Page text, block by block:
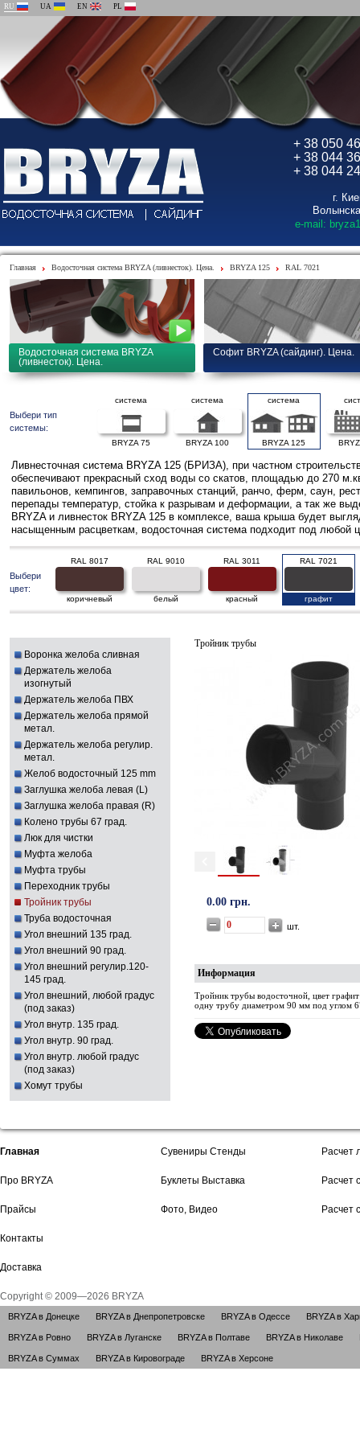
RU UA EN PL
+ 38 050
+ 38 044
+ 38 044
г.
e-mail:
Главная Водосточная система BRYZA (ливнесток). Цена. BRYZA 125 RAL 7021
Водосточная система BRYZA
(ливнесток). Цена.
Софит BRYZA (сайдинг). Цена.
Выбери тип
системы:
система
BRYZA 75
система
BRYZA 100
система
BRYZA 125
Ливнесточная система BRYZA 125 (БРИЗА), при частном
обеспечивают прекрасный сход воды со скатов, площадью до 270
павильонов, кемпингов, заправочных станций, ранчо, ферм, саун,
перепады температур, стойка к разрывам и деформации, а так же
BRYZA и ливнесток BRYZA 125 в комплексе, ваша крыша будет
насыщенным расцветкам, водосточная система подходит под любой
Выбери
цвет:
RAL 8017
коричневый
RAL 9010
белый
RAL 3011
красный
RAL 7021
графит
Воронка желоба сливная
Держатель желоба
изогнутый
Держатель желоба ПВХ
Держатель желоба прямой
метал.
Держатель желоба регулир.
метал.
Желоб водосточный 125 mm
Заглушка желоба левая (L)
Заглушка желоба правая (R)
Колено трубы 67 град.
Люк для чистки
Муфта желоба
Муфта трубы
Переходник трубы
Тройник трубы
Труба водосточная
Угол внешний 135 град.
Угол внешний 90 град.
Угол внешний регулир.120-
145 град.
Угол внешний, любой градус
(под заказ)
Угол внутр. 135 град.
Угол внутр. 90 град.
Угол внутр. любой градус
(под заказ)
Хомут трубы
Тройник трубы
0.00 грн.
шт.
Информация
Тройник трубы водосточной, цвет
одну трубу диаметром 90 мм под углом
Главная
Про BRYZA
Прайсы
Контакты
Доставка
Сувениры Стенды
Буклеты Выставка
Фото, Видео
Расчет
Расчет
Расчет
Copyright © 2009—2026 BRYZA
BRYZA в Донецке BRYZA в Днепропетровске BRYZA в Одессе BRYZA в
BRYZA в Ровно BRYZA в Луганске BRYZA в Полтаве BRYZA в Николаве
BRYZA в Суммах BRYZA в Кировограде BRYZA в Херсоне